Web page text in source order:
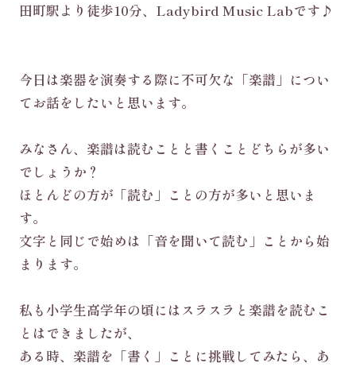
田町駅より徒歩10分、Ladybird Music Labです♪
今日は楽器を演奏する際に不可欠な「楽譜」につい
てお話をしたいと思います。
みなさん、楽譜は読むことと書くことどちらが多い
でしょうか？
ほとんどの方が「読む」ことの方が多いと思いま
す。
文字と同じで始めは「音を聞いて読む」ことから始
まります。
私も小学生高学年の頃にはスラスラと楽譜を読むこ
とはできましたが、
ある時、楽譜を「書く」ことに挑戦してみたら、あ